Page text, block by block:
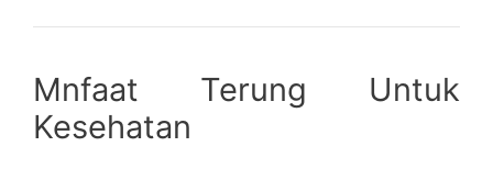
Mnfaat Terung Untuk
Kesehatan